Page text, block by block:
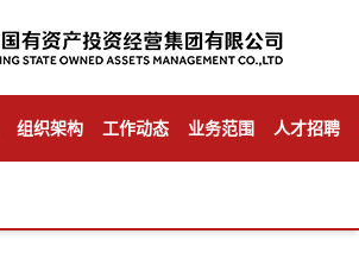
组织架构 工作动态 业务范围 人才招聘